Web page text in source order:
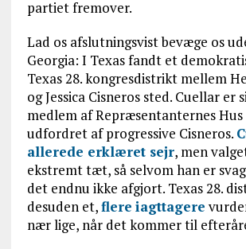
partiet fremover.
Lad os afslutningsvist bevæge os
Georgia: I Texas fandt et
Texas 28. kongresdistrikt mellem
og Jessica Cisneros sted. Cuellar er
medlem af Repræsentanternes Hus
udfordret af progressive Cisneros.
allerede erklæret sejr, men
ekstremt tæt, så selvom han er
det endnu ikke afgjort. Texas 28.
desuden et,flere iagttagere
nær lige, når det kommer til